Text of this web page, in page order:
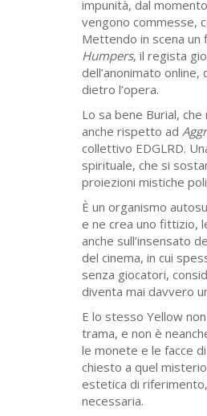
impunità, dal
vengono commesse,
Mettendo in scena
Humpers, il regista
dell’anonimato
dietro l’opera.
Lo sa bene Burial,
anche rispetto ad
collettivo EDGLRD.
spirituale, che si
proiezioni mistiche
È un organismo
e ne crea uno fittizio,
anche sull’insensato
del cinema, in cui
senza giocatori,
diventa mai davvero
E lo stesso Yellow
trama, e non è
le monete e le facce
chiesto a quel
estetica di
necessaria.